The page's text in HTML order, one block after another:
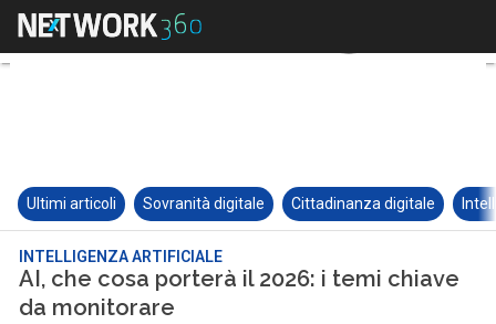
Ultimi articoli Sovranità digitale Cittadinanza digitale
INTELLIGENZA ARTIFICIALE
AI, che cosa porterà il 2026: i temi chiave
da monitorare